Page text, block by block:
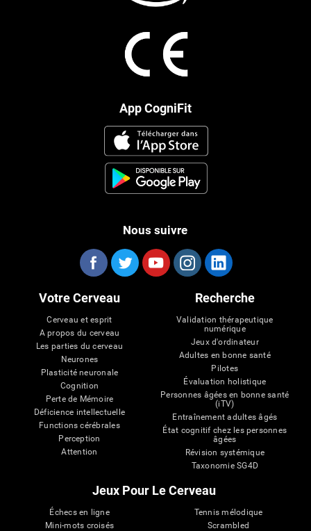
App CogniFit
Nous suivre
Votre Cerveau
Cerveau et esprit
A propos du cerveau
Les parties du cerveau
Neurones
Plasticité neuronale
Cognition
Perte de Mémoire
Déficience intellectuelle
Functions cérébrales
Perception
Attention
Recherche
Validation thérapeutique
numérique
Jeux d'ordinateur
Adultes en bonne santé
Pilotes
Évaluation holistique
Personnes âgées en bonne santé
(iTV)
Entraînement adultes âgés
État cognitif chez les personnes
âgées
Révision systémique
Taxonomie SG4D
Jeux Pour Le Cerveau
Échecs en ligne
Mini-mots croisés
Tennis mélodique
Scrambled